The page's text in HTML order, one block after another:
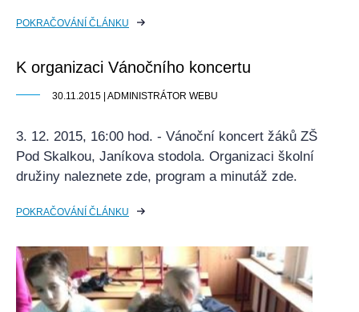
POKRAČOVÁNÍ ČLÁNKU
K organizaci Vánočního koncertu
30.11.2015 | ADMINISTRÁTOR WEBU
3. 12. 2015, 16:00 hod. - Vánoční koncert žáků ZŠ
Pod Skalkou, Janíkova stodola. Organizaci školní
družiny naleznete zde, program a minutáž zde.
POKRAČOVÁNÍ ČLÁNKU